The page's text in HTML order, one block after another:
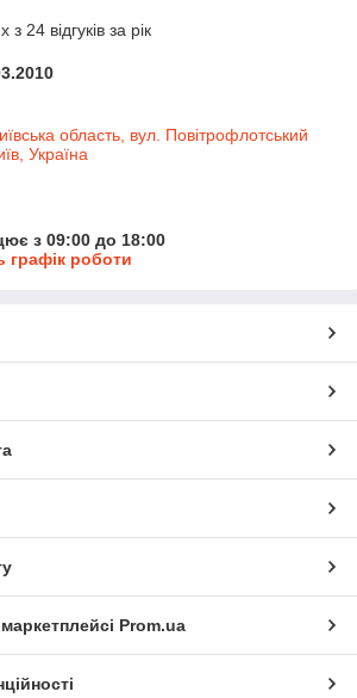
24 відгуків за рік
область, вул. Повітрофлотський
Україна
з 09:00 до 18:00
графік роботи
Prom.ua